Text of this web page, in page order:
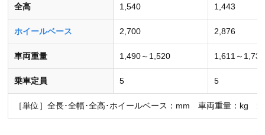
全高 1,540 1,443
ホイールベース 2,700 2,876
車両重量 1,490～1,520 1,611～1,730
乗車定員 5 5
［単位］全長･全幅･全高･ホイールベース：mm 車両重量：kg